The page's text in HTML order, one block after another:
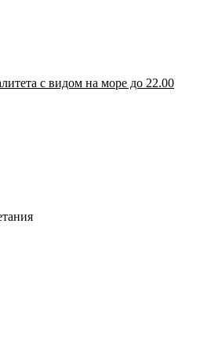
с видом на море до 22.00